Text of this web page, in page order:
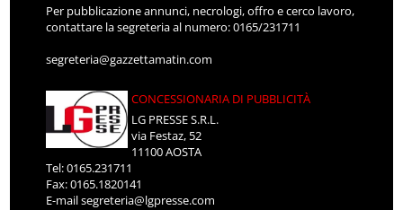
Per pubblicazione annunci, necrologi, offro e cerco lavoro,
contattare la segreteria al numero: 0165/231711
segreteria@gazzettamatin.com
CONCESSIONARIA DI PUBBLICITÀ
LG PRESSE S.R.L.
via Festaz, 52
11100 AOSTA
Tel: 0165.231711
Fax: 0165.1820141
E-mailsegreteria@lgpresse.com